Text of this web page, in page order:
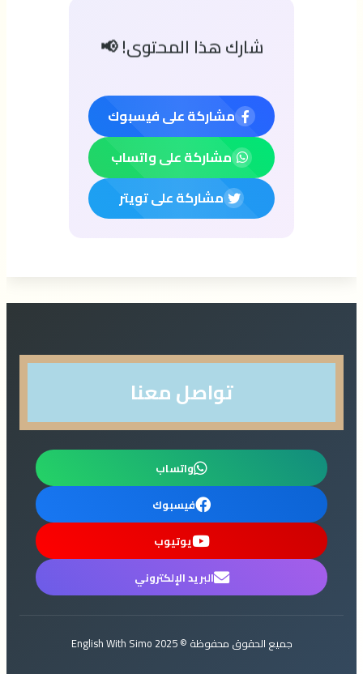
شارك هذا المحتوى! 📢
مشاركة على فيسبوك
مشاركة على واتساب
مشاركة على تويتر
تواصل معنا
واتساب
فيسبوك
يوتيوب
البريد الإلكتروني
جميع الحقوق محفوظة © 2025 English With Simo